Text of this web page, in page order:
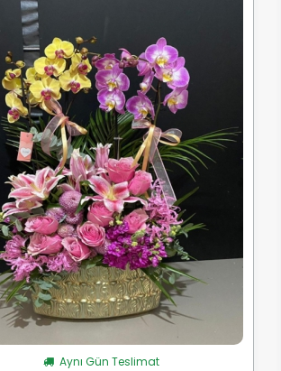
Aynı Gün Teslimat